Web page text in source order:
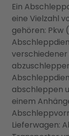
Ein
eine Vielzahl
gehören: Pkw
abschleppen
einem
Lieferwagen: